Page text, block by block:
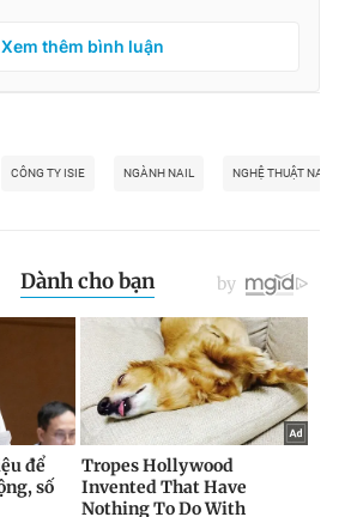
Xem thêm bình luận
CÔNG TY ISIE NGÀNH NAIL NGHỆ THUẬT NAIL